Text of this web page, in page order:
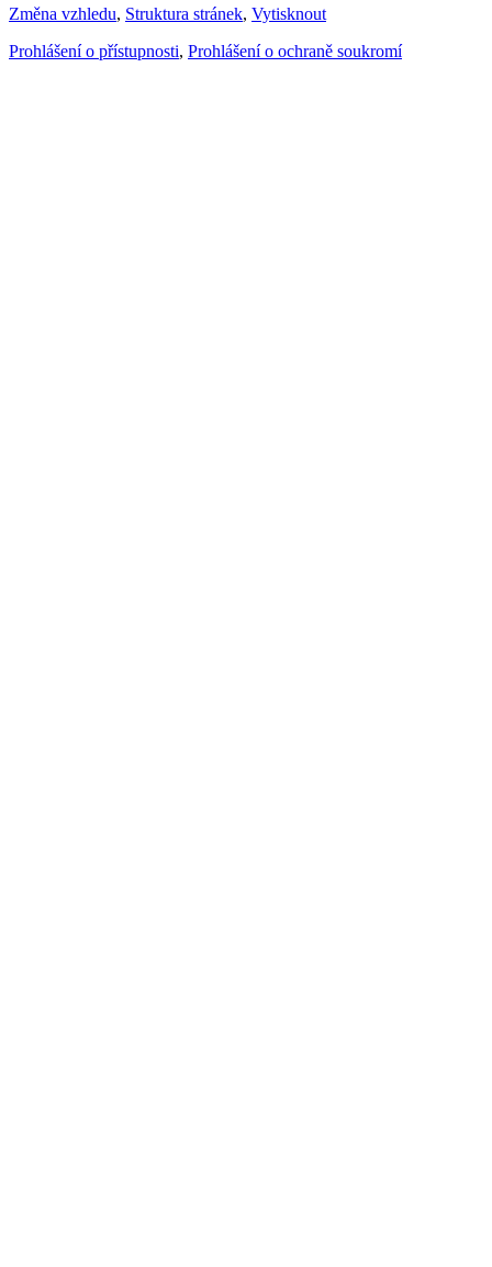
Změna vzhledu, Struktura stránek, Vytisknout
Prohlášení o přístupnosti, Prohlášení o ochraně soukromí